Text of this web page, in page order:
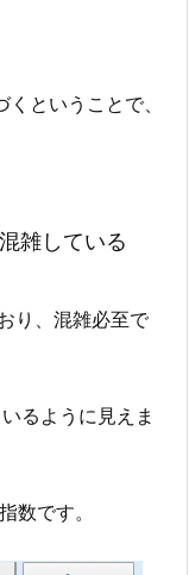
ということで、
雑している
り、混雑必至で
るように見えま
数です。